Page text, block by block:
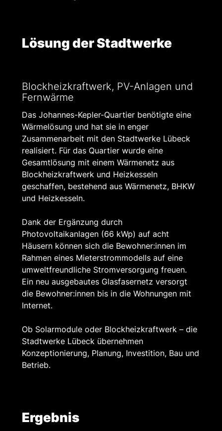
Lösung der Stadtwerke
Blockheizkraftwerk, PV-Anlagen und
Fernwärme
Das Johannes-Kepler-Quartier benötigte eine
Wärmelösung und hat sie in enger
Zusammenarbeit mit den Stadtwerke Lübeck
realisiert. Für das Quartier wurde eine
Gesamtlösung mit einem Wärmenetz aus
Blockheizkraftwerk und Heizkesseln
geschaffen, bestehend aus Wärmenetz, BHKW
und Heizkesseln.
Dank der Ergänzung durch
Photovoltaikanlagen (66 kWp) auf acht
Häusern können sich die Bewohner:innen im
Rahmen eines Mieterstrommodells auf eine
umweltfreundliche Stromversorgung freuen.
Ein neu ausgebautes Glasfasernetz versorgt
die Bewohner:innen bis in die Wohnungen mit
Internet.
Ob Solarmodule oder Blockheizkraftwerk – die
Stadtwerke Lübeck übernehmen
Konzeptionierung, Planung, Investition, Bau und
Betrieb.
Ergebnis